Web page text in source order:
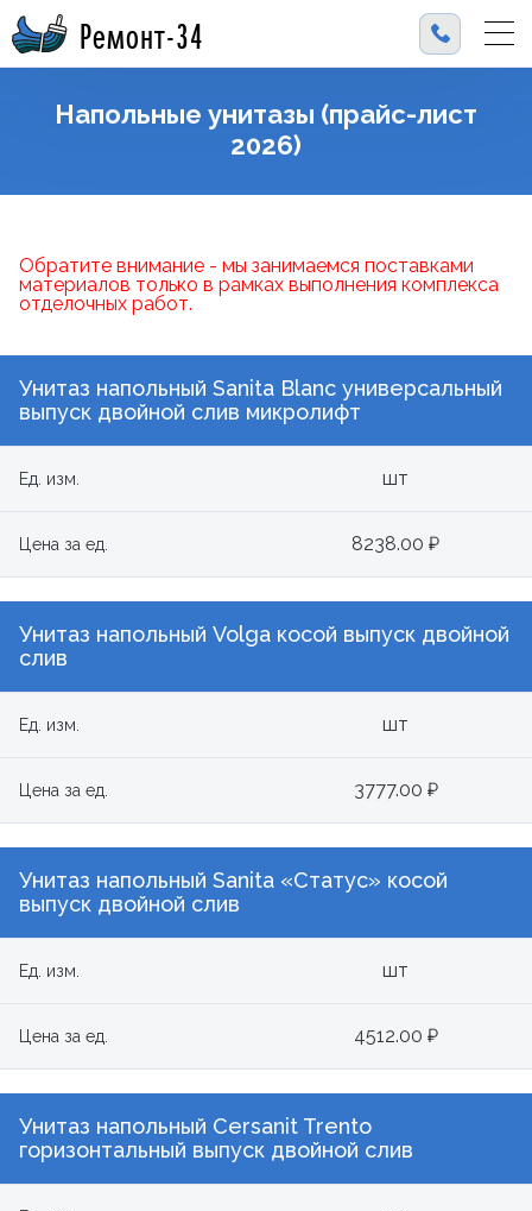
Ремонт-34
Напольные унитазы (прайс-лист
2026)
Обратите внимание - мы занимаемся поставками
материалов только в рамках выполнения комплекса
отделочных работ.
Унитаз напольный Sanita Blanc универсальный
выпуск двойной слив микролифт
Ед. изм. шт
Цена за ед. 8238.00 ₽
Унитаз напольный Volga косой выпуск двойной
слив
Ед. изм. шт
Цена за ед. 3777.00 ₽
Унитаз напольный Sanita «Статус» косой
выпуск двойной слив
Ед. изм. шт
Цена за ед. 4512.00 ₽
Унитаз напольный Cersanit Trento
горизонтальный выпуск двойной слив